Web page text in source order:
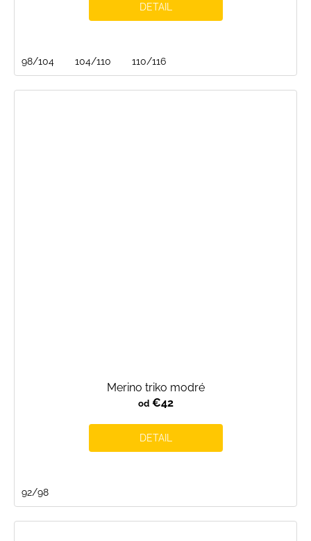
DETAIL
98/104 104/110 110/116
Merino triko modré
od€42
DETAIL
92/98